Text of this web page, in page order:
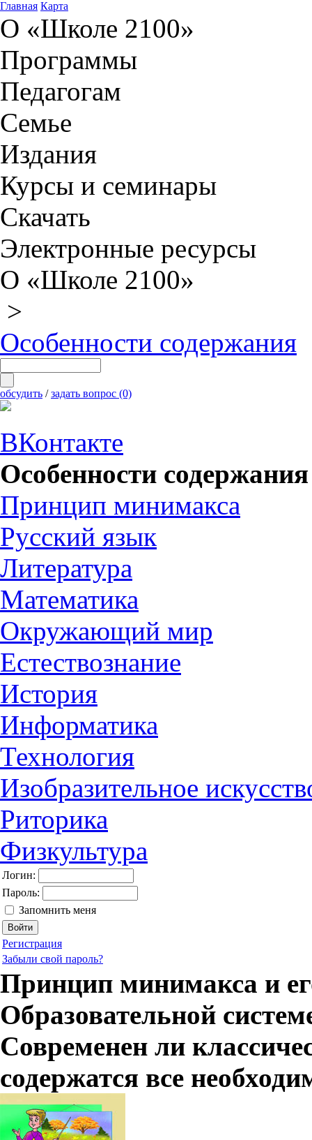
Главная Карта
О «Школе 2100»
Программы
Педагогам
Семье
Издания
Курсы и семинары
Скачать
Электронные ресурсы
О «Школе 2100»
>
Особенности содержания
обсудить /задать вопрос (0)
ВКонтакте
Особенности содержания
Принцип минимакса
Русский язык
Литература
Математика
Окружающий мир
Естествознание
История
Информатика
Технология
Изобразительное
Риторика
Физкультура
Логин:
Пароль:
Запомнить меня
Регистрация
Забыли свой пароль?
Принцип минимакса и
Образовательной
Современен ли
содержатся все